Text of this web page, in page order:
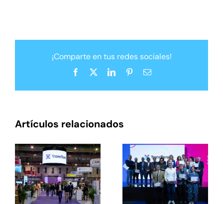
¡Comparte en tus redes sociales!
Facebook LinkedInPinterestCorreo
Artículos relacionados